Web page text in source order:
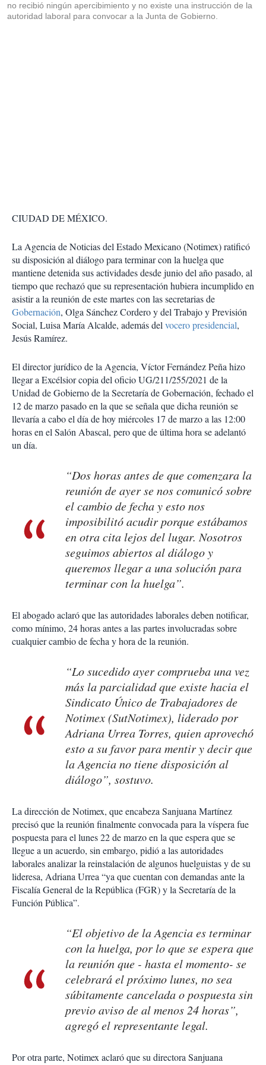
no recibió ningún apercibimiento y no existe una instrucción de la
autoridad laboral para convocar a la Junta de Gobierno.
CIUDAD DE MÉXICO.
La Agencia de Noticias del Estado Mexicano (Notimex) ratificó
su disposición al diálogo para terminar con la huelga que
mantiene detenida sus actividades desde junio del año pasado, al
tiempo que rechazó que su representación hubiera incumplido en
asistir a la reunión de este martes con las secretarias de
Gobernación, Olga Sánchez Cordero y del Trabajo y Previsión
Social, Luisa María Alcalde, además delvocero presidencial,
Jesús Ramírez.
El director jurídico de la Agencia, Víctor Fernández Peña hizo
llegar a Excélsior copia del oficio UG/211/255/2021 de la
Unidad de Gobierno de la Secretaría de Gobernación, fechado el
12 de marzo pasado en la que se señala que dicha reunión se
llevaría a cabo el día de hoy miércoles 17 de marzo a las 12:00
horas en el Salón Abascal, pero que de última hora se adelantó
un día.
“Dos horas antes de que comenzara la
reunión de ayer se nos comunicó sobre
el cambio de fecha y esto nos
imposibilitó acudir porque estábamos
en otra cita lejos del lugar. Nosotros
seguimos abiertos al diálogo y
queremos llegar a una solución para
terminar con la huelga”.
El abogado aclaró que las autoridades laborales deben notificar,
como mínimo, 24 horas antes a las partes involucradas sobre
cualquier cambio de fecha y hora de la reunión.
“Lo sucedido ayer comprueba una vez
más la parcialidad que existe hacia el
Sindicato Único de Trabajadores de
Notimex (SutNotimex), liderado por
Adriana Urrea Torres, quien aprovechó
esto a su favor para mentir y decir que
la Agencia no tiene disposición al
diálogo”, sostuvo.
La dirección de Notimex, que encabeza Sanjuana Martínez
precisó que la reunión finalmente convocada para la víspera fue
pospuesta para el lunes 22 de marzo en la que espera que se
llegue a un acuerdo, sin embargo, pidió a las autoridades
laborales analizar la reinstalación de algunos huelguistas y de su
lideresa, Adriana Urrea “ya que cuentan con demandas ante la
Fiscalía General de la República (FGR) y la Secretaría de la
Función Pública”.
“El objetivo de la Agencia es terminar
con la huelga, por lo que se espera que
la reunión que - hasta el momento- se
celebrará el próximo lunes, no sea
súbitamente cancelada o pospuesta sin
previo aviso de al menos 24 horas”,
agregó el representante legal.
Por otra parte, Notimex aclaró que su directora Sanjuana